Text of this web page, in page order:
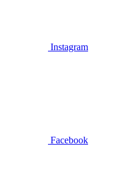
Instagram
Facebook